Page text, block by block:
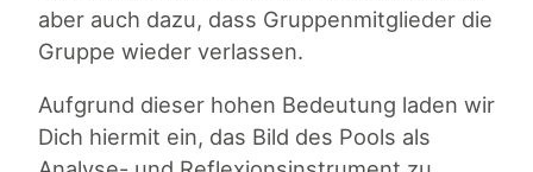
aber auch dazu, dass Gruppenmitglieder die
Gruppe wieder verlassen.
Aufgrund dieser hohen Bedeutung laden wir
Dich hiermit ein, das Bild des Pools als